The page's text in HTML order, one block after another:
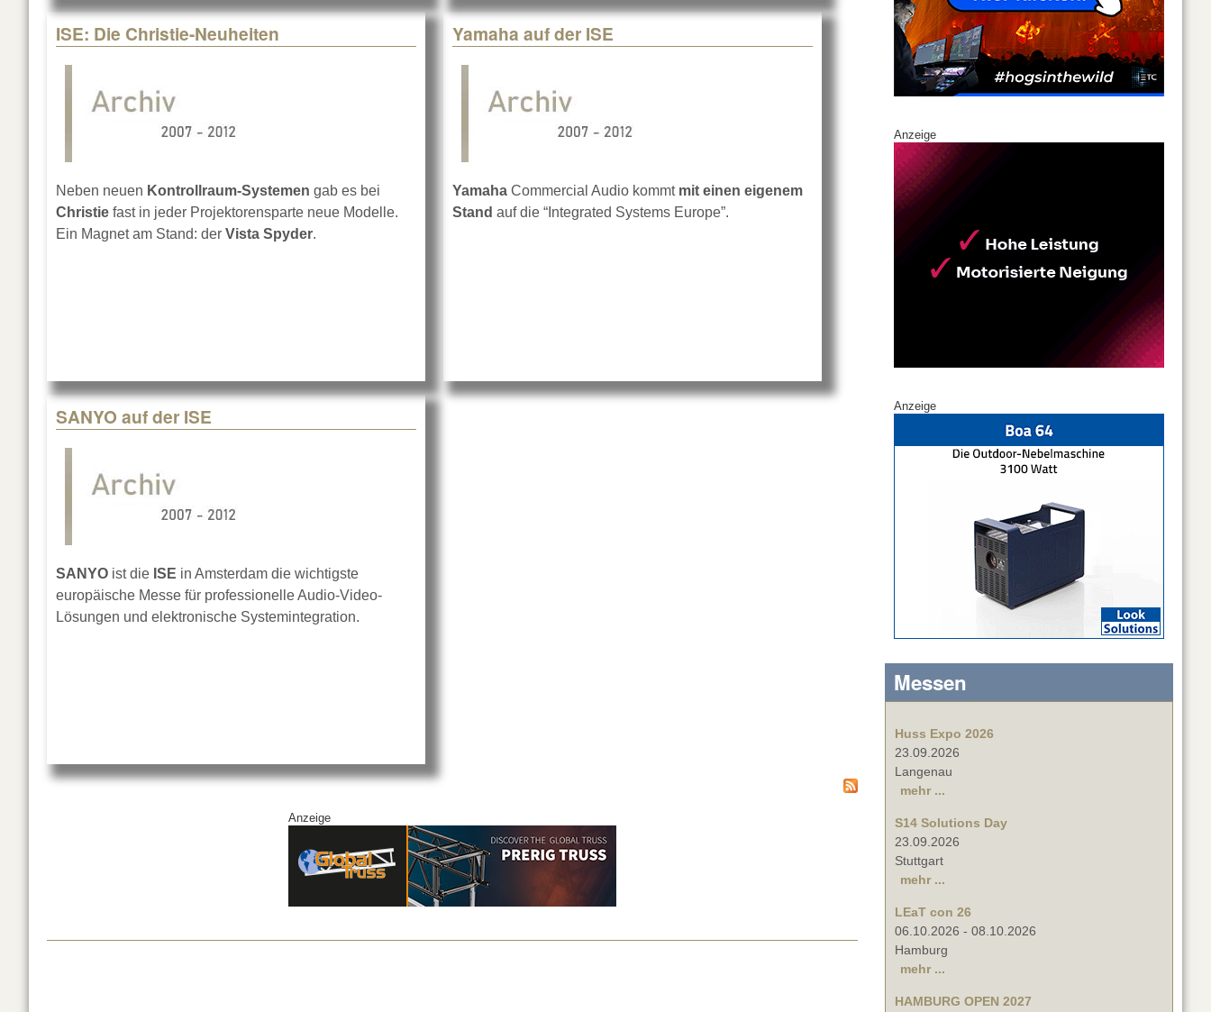
ISE: Die Christie-Neuheiten
Neben neuen Kontrollraum-Systemen gab es bei
Christie fast in jeder Projektorensparte neue Modelle.
Ein Magnet am Stand: der Vista Spyder.
Yamaha auf der ISE
Yamaha Commercial Audio kommt mit einen eigenem
Stand auf die “Integrated Systems Europe”.
SANYO auf der ISE
SANYO ist die ISE in Amsterdam die wichtigste
europäische Messe für professionelle Audio-Video-
Lösungen und elektronische Systemintegration.
Anzeige
Anzeige
Anzeige
Messen
Huss Expo 2026
23.09.2026
Langenau
mehr ...
S14 Solutions Day
23.09.2026
Stuttgart
mehr ...
LEaT con 26
06.10.2026 - 08.10.2026
Hamburg
mehr ...
HAMBURG OPEN 2027